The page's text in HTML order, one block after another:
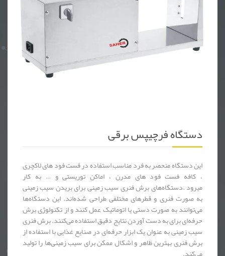
دستگاه فرچیپس برقی
این دستگاه منحصر به فرد مناسب استفاده در فست فود های لاکچری
، کافه فست فود های مدرن ، اماکن توریستی و … به کار
میرود .دستگاه‌های برش فنری سیب زمینی برای بریدن سیب زمینی
به صورت فنری و قطرهای مختلفی طراحی شده‌اند. این دستگاه‌ها
می‌توانند به صورت دستی یا اتوماتیک عمل کنند و از تکنولوژی برش
حرفه‌ای برای به دست آوردن نتایج دقیق استفاده می‌کنند. برش فنری
سیب زمینی به عنوان یک ابزار حرفه‌ای در صنایع غذایی با استفاده از
برش فنری بهترین ظاهر و اشکال ممکن برای سیب زمینی‌ها را تولید